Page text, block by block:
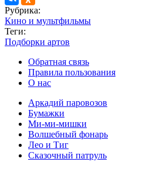
Рубрика:
Кино и мультфильмы
Теги:
Подборки артов
Обратная связь
Правила пользования
О нас
Аркадий паровозов
Бумажки
Ми-ми-мишки
Волшебный фонарь
Лео и Тиг
Сказочный патруль